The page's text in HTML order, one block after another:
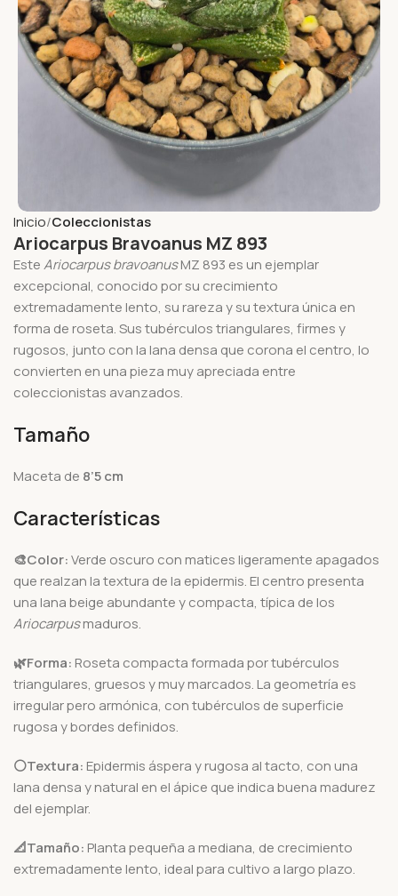
Inicio Coleccionistas
Ariocarpus Bravoanus MZ 893
EsteAriocarpus bravoanusMZ 893 es un ejemplar
excepcional, conocido por su crecimiento
extremadamente lento, su rareza y su textura única en
forma de roseta. Sus tubérculos triangulares, firmes y
rugosos, junto con la lana densa que corona el centro, lo
convierten en una pieza muy apreciada entre
coleccionistas avanzados.
Tamaño
Maceta de 8’5 cm
Características
🎨Color:Verde oscuro con matices ligeramente apagados
que realzan la textura de la epidermis. El centro presenta
una lana beige abundante y compacta, típica de los
Ariocarpusmaduros.
🌿Forma: Roseta compacta formada por tubérculos
triangulares, gruesos y muy marcados. La geometría es
irregular pero armónica, con tubérculos de superficie
rugosa y bordes definidos.
⚪Textura: Epidermis áspera y rugosa al tacto, con una
lana densa y natural en el ápice que indica buena madurez
del ejemplar.
📐Tamaño: Planta pequeña a mediana, de crecimiento
extremadamente lento, ideal para cultivo a largo plazo.